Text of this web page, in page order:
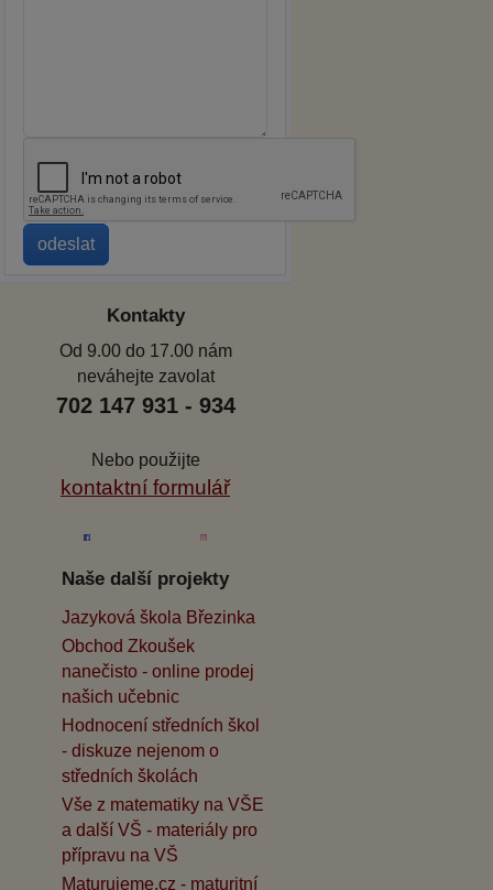
Kontakty
Od 9.00 do 17.00 nám
neváhejte zavolat
702 147 931 - 934
Nebo použijte
kontaktní formulář
Naše další projekty
Jazyková škola Březinka
Obchod Zkoušek
nanečisto - online prodej
našich učebnic
Hodnocení středních škol
- diskuze nejenom o
středních školách
Vše z matematiky na VŠE
a další VŠ - materiály pro
přípravu na VŠ
Maturujeme.cz - maturitní